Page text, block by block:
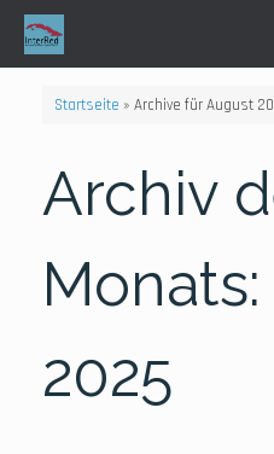
Inhalt
springen
Startseite » Archive für August
Archiv
Monats:
2025